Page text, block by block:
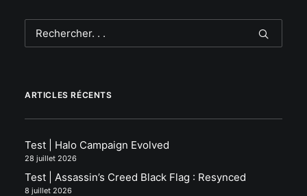
ARTICLES RÉCENTS
Test | Halo Campaign Evolved
28 juillet 2026
Test | Assassin’s Creed Black Flag : Resynced
8 juillet 2026